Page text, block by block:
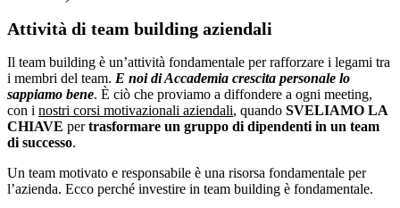
Attività di team building aziendali
Il team building è un’attività fondamentale per rafforzare i legami tra
i membri del team. E noi di Accademia crescita personale lo
sappiamo bene. È ciò che proviamo a diffondere a ogni meeting,
con i nostri corsi motivazionali aziendali, quando SVELIAMO LA
CHIAVE pertrasformare un gruppo di dipendenti in un team
di successo.
Un team motivato e responsabile è una risorsa fondamentale per
l’azienda. Ecco perché investire in team building è fondamentale.